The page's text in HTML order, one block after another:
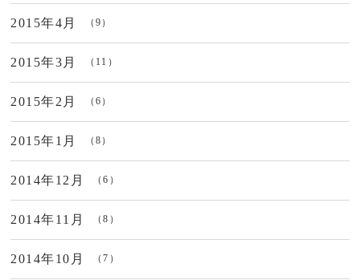
2015年4月 （9）
2015年3月 （11）
2015年2月 （6）
2015年1月 （8）
2014年12月 （6）
2014年11月 （8）
2014年10月 （7）